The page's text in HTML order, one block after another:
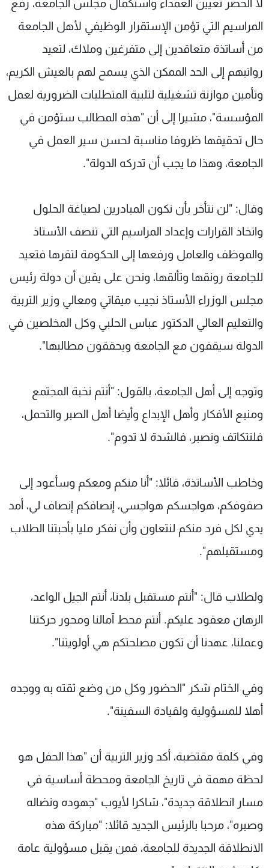
لا الحصر تعيين العمداء واستكمال مجلس الجامعة، رفع
المراسيم التي تؤمن الإستقرار الوظيفي لأهل الجامعة
من أساتذة متعاقدين إلى متفرغين وملاك، لتعيد
رواتبهم إلى الحد الممكن الذي يسمح لهم بالعيش الكريم،
وتأمين موازنة تشغيلية لتلبية المتطلبات الضرورية لعمل
المؤسسة"، مشيرا إلى أن "هذه المطالب ستؤمن في
حال تحقيقها ظروفا مناسبة لحسن سير العمل في
الجامعة، وهذا ما يجب أن تدركه الدولة".
وقال: "لن نتأخر بأن نكون المبادرين لصياغة الحلول
واتخاذ القرارات وإعداد المراسيم التي تنصف الأستاذ
والموظف والعامل ورفعها إلى الحكومة لتقرها فتعيد
للجامعة رونقها وتألقها، ونحن على يقين أن دولة رئيس
مجلس الوزراء الأستاذ نجيب ميقاتي ومعالي وزير التربية
والتعليم العالي الدكتور عباس الحلبي وكل المخلصين في
الدولة سيقفون مع الجامعة ويحققون مطالبها".
وتوجه إلى أهل الجامعة، بالقول: "أنتم نخبة المجتمع
ومنبع الأفكار وأهل الإبداع وأيضا أهل الصبر والتحمل،
فلنتكاتف ونصبر، فالشدة لا تدوم".
وخاطب الأساتذة، قائلا: "أنا منكم ومعكم وسأعود إلى
صفوفكم، هواجسكم هواجسي، إنصافكم إنصاف لي، أمد
يدي لكل فرد منكم لنتعاون وأن نفكر مليا بأحبتنا الطلاب
ومستقبلهم".
ولطلاب قال: "أنتم مستقبل بلدنا، أنتم الجيل الواعد،
الرهان معقود عليكم. أنتم محط آمالنا ومحور حركتنا
وعملنا، عهدنا أن تكون مصلحتكم هي أولويتنا".
وفي الختام شكر "الحضور وكل من وضع ثقته به ووجده
أهلا للمسؤولية ولقيادة السفينة".
وفي كلمة مقتضبة، أكد وزير التربية أن "هذا الحفل هو
لحظة مهمة في تاريخ الجامعة ومحطة أساسية في
مسار انطلاقة جديدة"، شاكرا لأيوب "جهوده ونضاله
وصبره"، مرحبا بالرئيس الجديد قائلا: "مباركة هذه
الانطلاقة الجديدة للجامعة، فمن يقبل مسؤولية عامة